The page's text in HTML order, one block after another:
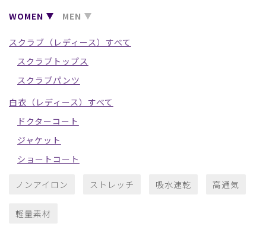
WOMEN MEN
スクラブ（レディース）すべて
スクラブトップス
スクラブパンツ
白衣（レディース）すべて
ドクターコート
ジャケット
ショートコート
ノンアイロン ストレッチ 吸水速乾 高通気
軽量素材